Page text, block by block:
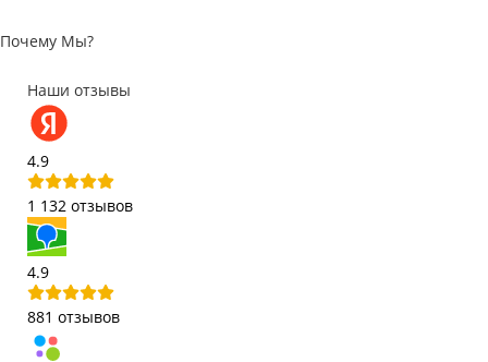
Почему Мы?
Наши отзывы
4.9
1 132 отзывов
4.9
881 отзывов